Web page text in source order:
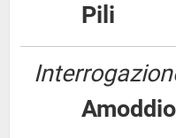
Pili